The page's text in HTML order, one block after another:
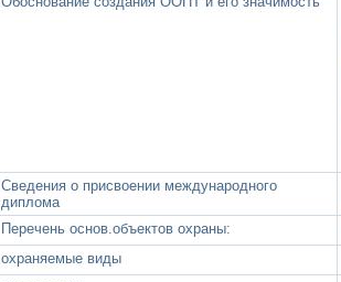
Сведения о присвоении международного
диплома
Перечень основ.объектов охраны:
охраняемые виды